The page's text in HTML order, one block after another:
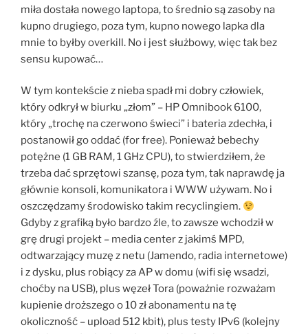
miła dostała nowego laptopa, to średnio są zasoby na
kupno drugiego, poza tym, kupno nowego lapka dla
mnie to byłby overkill. No i jest służbowy, więc tak bez
sensu kupować…
W tym kontekście z nieba spadł mi dobry człowiek,
który odkrył w biurku „złom” – HP Omnibook 6100,
który „trochę na czerwono świeci” i bateria zdechła, i
postanowił go oddać (for free). Ponieważ bebechy
potężne (1 GB RAM, 1 GHz CPU), to stwierdziłem, że
trzeba dać sprzętowi szansę, poza tym, tak naprawdę ja
głównie konsoli, komunikatora i WWW używam. No i
oszczędzamy środowisko takim recyclingiem.
Gdyby z grafiką było bardzo źle, to zawsze wchodził w
grę drugi projekt – media center z jakimś MPD,
odtwarzający muzę z netu (Jamendo, radia internetowe)
i z dysku, plus robiący za AP w domu (wifi się wsadzi,
choćby na USB), plus węzeł Tora (poważnie rozważam
kupienie droższego o 10 zł abonamentu na tę
okoliczność – upload 512 kbit), plus testy IPv6 (kolejny